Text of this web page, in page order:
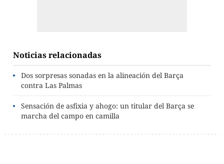
Noticias relacionadas
Dos sorpresas sonadas en la alineación del Barça
contra Las Palmas
Sensación de asfixia y ahogo: un titular del Barça se
marcha del campo en camilla